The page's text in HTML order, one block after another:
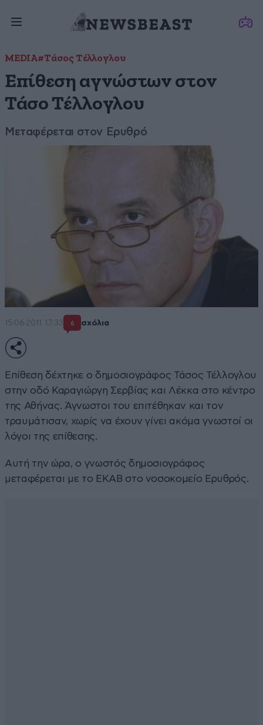
MEDIA#Τάσος Τέλλογλου
Επίθεση αγνώστων στον
Τάσο Τέλλογλου
Μεταφέρεται στον Ερυθρό
15·06·2011 17:33 6 σχόλια
Επίθεση δέχτηκε ο δημοσιογράφος Τάσος Τέλλογλου
στην οδό Καραγιώργη Σερβίας και Λέκκα στο κέντρο
της Αθήνας. Άγνωστοι του επιτέθηκαν και τον
τραυμάτισαν, χωρίς να έχουν γίνει ακόμα γνωστοί οι
λόγοι της επίθεσης.
Αυτή την ώρα, ο γνωστός δημοσιογράφος
μεταφέρεται με το ΕΚΑΒ στο νοσοκομείο Ερυθρός.